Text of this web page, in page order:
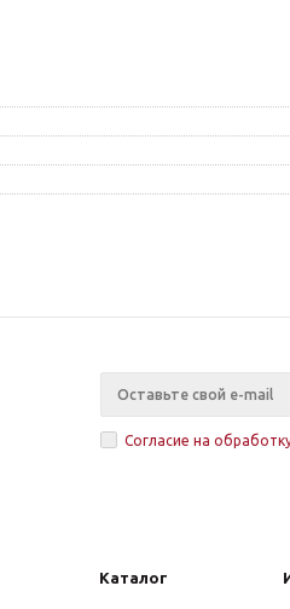
Согласие на
Каталог